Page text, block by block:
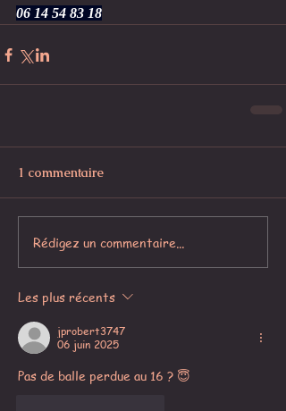
06 14 54 83 18
1 commentaire
Rédigez un commentaire...
Les plus récents
jprobert3747
06 juin 2025
Pas de balle perdue au 16 ? 😇